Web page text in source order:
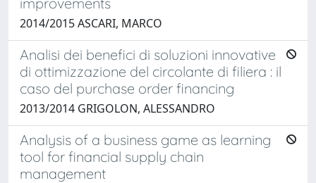
2014/2015 ASCARI, MARCO
Analisi dei benefici di soluzioni innovative
di ottimizzazione del circolante di filiera : il
caso del purchase order financing
2013/2014 GRIGOLON, ALESSANDRO
Analysis of a business game as learning
tool for financial supply chain
management